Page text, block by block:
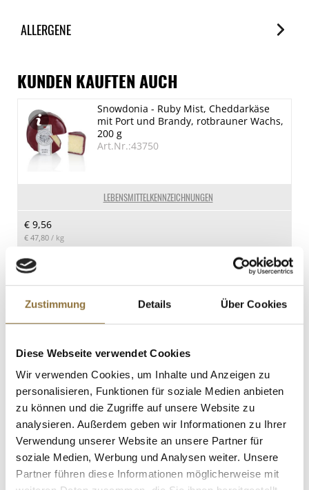
Zustimmung Details Über Cookies
Diese Webseite verwendet Cookies
Wir verwenden Cookies, um Inhalte und Anzeigen zu
personalisieren, Funktionen für soziale Medien anbieten
zu können und die Zugriffe auf unsere Website zu
analysieren. Außerdem geben wir Informationen zu Ihrer
Verwendung unserer Website an unsere Partner für
soziale Medien, Werbung und Analysen weiter. Unsere
Partner führen diese Informationen möglicherweise mit
je 100g
Fett
30.9 g
davon gesättigte Fettsäuren
19.9 g
7.8 g
Eiweiß
20.7 g
Salz
1.6 g
ALLERGENE
Spuren / Enthalten
Milch
Enthalten
KUNDEN KAUFTEN AUCH
LEBENSMITTELKENNZEICHNUNGEN
Snowdonia - Ruby Mist, Cheddarkäse
mit Port und Brandy, rotbrauner Wachs,
200 g
Art.Nr.:43750
€ 9,56
€ 47,80 / kg
LEBENSMITTELKENNZEICHNUNGEN
Entenschmalz, leicht gesalzen, Rougié,
€ 8,09
St.